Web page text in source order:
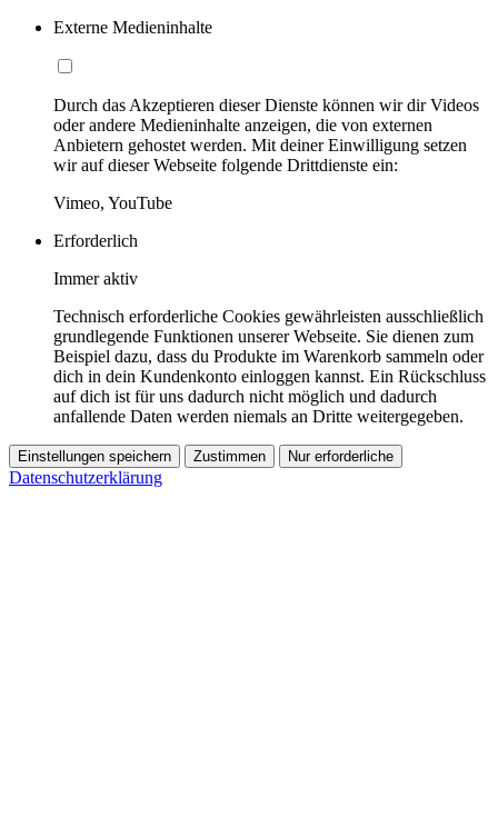
Externe Medieninhalte
Durch das Akzeptieren dieser Dienste können wir dir Videos
oder andere Medieninhalte anzeigen, die von externen
Anbietern gehostet werden. Mit deiner Einwilligung setzen
wir auf dieser Webseite folgende Drittdienste ein:
Vimeo, YouTube
Erforderlich
Immer aktiv
Technisch erforderliche Cookies gewährleisten ausschließlich
grundlegende Funktionen unserer Webseite. Sie dienen zum
Beispiel dazu, dass du Produkte im Warenkorb sammeln oder
dich in dein Kundenkonto einloggen kannst. Ein Rückschluss
auf dich ist für uns dadurch nicht möglich und dadurch
anfallende Daten werden niemals an Dritte weitergegeben.
Einstellungen speichern Zustimmen Nur erforderliche
Datenschutzerklärung